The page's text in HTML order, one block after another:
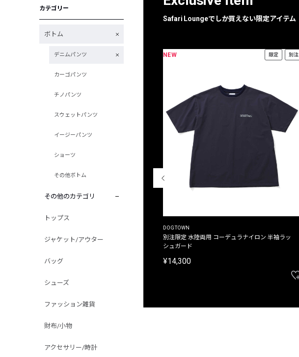
カテゴリー
ボトム
デニムパンツ
カーゴパンツ
チノパンツ
スウェットパンツ
イージーパンツ
ショーツ
その他ボトム
その他のカテゴリ
トップス
ジャケット/アウター
バッグ
シューズ
ファッション雑貨
財布/小物
アクセサリー/時計
Safari Loungeでしか買えない限定アイテム
別注限定 ピグメントダイ バックプリント サーフ
NEW 限定 別注
DOGTOWN
別注限定 水陸両用 コーデュラナイロン 半袖ラッ
シュガード
¥14,300